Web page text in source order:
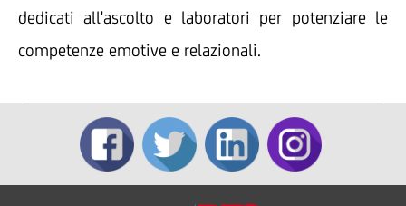
dedicati all'ascolto e laboratori per potenziare le
competenze emotive e relazionali.